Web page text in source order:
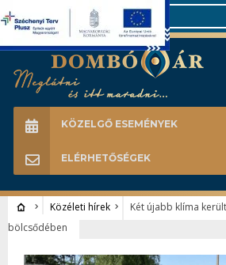
Search
KÖZELGŐ ESEMÉNYEK
ELÉRHETŐSÉGEK
Közéleti hírek
Két újabb klíma
bölcsődében